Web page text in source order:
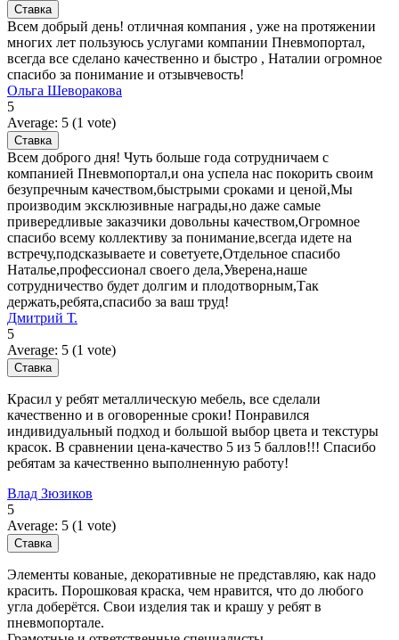
Всем добрый день! отличная компания , уже на протяжении
многих лет пользуюсь услугами компании Пневмопортал,
всегда все сделано качественно и быстро , Наталии огромное
спасибо за понимание и отзывчевость!
Ольга Шеворакова
5
Average: 5 (1 vote)
Всем доброго дня! Чуть больше года сотрудничаем с
компанией Пневмопортал,и она успела нас покорить своим
безупречным качеством,быстрыми сроками и ценой,Мы
производим эксклюзивные награды,но даже самые
привередливые заказчики довольны качеством,Огромное
спасибо всему коллективу за понимание,всегда идете на
встречу,подсказываете и советуете,Отдельное спасибо
Наталье,профессионал своего дела,Уверена,наше
сотрудничество будет долгим и плодотворным,Так
держать,ребята,спасибо за ваш труд!
Дмитрий Т.
5
Average: 5 (1 vote)
Красил у ребят металлическую мебель, все сделали
качественно и в оговоренные сроки! Понравился
индивидуальный подход и большой выбор цвета и текстуры
красок. В сравнении цена-качество 5 из 5 баллов!!! Спасибо
ребятам за качественно выполненную работу!
Влад Зюзиков
5
Average: 5 (1 vote)
Элементы кованые, декоративные не представляю, как надо
красить. Порошковая краска, чем нравится, что до любого
угла доберётся. Свои изделия так и крашу у ребят в
пневмопортале.